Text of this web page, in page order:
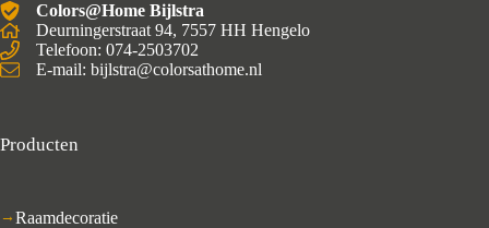
Colors@Home Bijlstra
Deurningerstraat 94, 7557 HH Hengelo
Telefoon: 074-2503702
E-mail: bijlstra@colorsathome.nl
Producten
Raamdecoratie